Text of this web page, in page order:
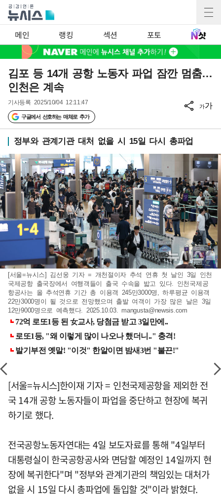
메인 랭킹 섹션 포토
김포 등 14개 공항 노동자 파업 잠깐 멈춤…
인천은 계속
기사등록 2025/10/04 12:11:47
구글에서 선호하는 매체로 추가
가가
정부와 관계기관 대처 없을 시 15일 다시 총파업
[서울=뉴시스] 김선웅 기자 = 개천절이자 추석 연휴 첫 날인 3일 인천
국제공항 출국장에서 여행객들이 출국 수속을 밟고 있다. 인천국제공
항공사는 올 추석연휴 기간 총 이용객 245만3000명, 하루평균 이용객
22만3000명이 될 것으로 전망했으며 출발 여객이 가장 많은 날은 3일
12만9000명으로 예측했다. 2025.10.03. mangusta@newsis.com
[서울=뉴시스]한이재 기자 = 인천국제공항을 제외한 전
국 14개 공항 노동자들이 파업을 중단하고 현장에 복귀
하기로 했다.
전국공항노동자연대는 4일 보도자료를 통해 "4일부터
대통령실이 한국공항공사와 면담할 예정인 14일까지 현
장에 복귀한다"며 "정부와 관계기관의 책임있는 대처가
없을 시 15일 다시 총파업에 돌입할 것"이라 밝혔다.